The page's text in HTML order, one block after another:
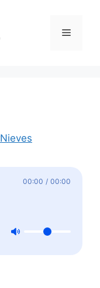
Menu
00:00 / 00:00